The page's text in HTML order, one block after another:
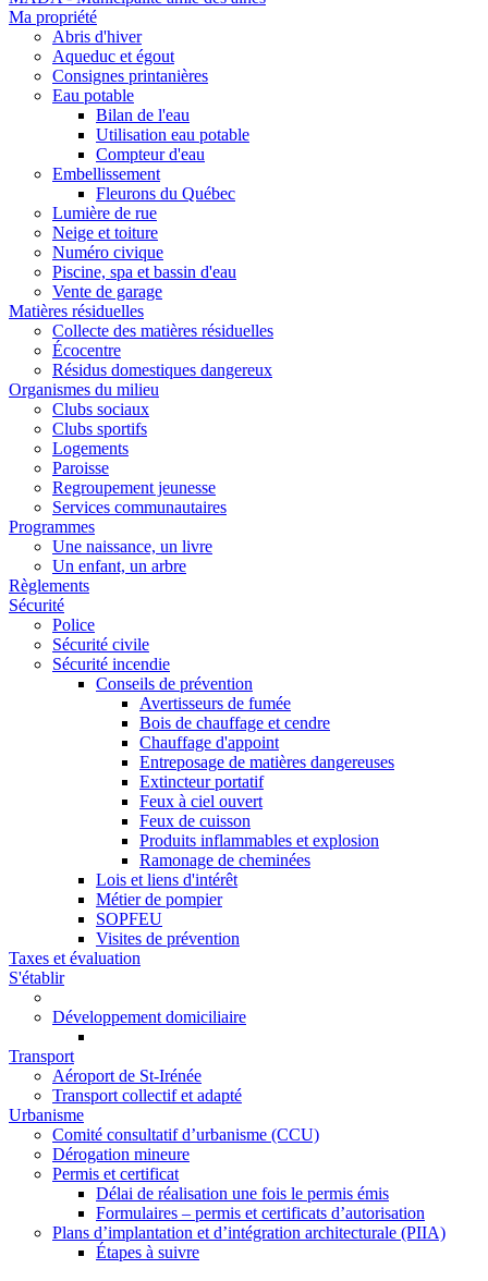
Ma propriété
Abris d'hiver
Aqueduc et égout
Consignes printanières
Eau potable
Bilan de l'eau
Utilisation eau potable
Compteur d'eau
Embellissement
Fleurons du Québec
Lumière de rue
Neige et toiture
Numéro civique
Piscine, spa et bassin d'eau
Vente de garage
Matières résiduelles
Collecte des matières résiduelles
Écocentre
Résidus domestiques dangereux
Organismes du milieu
Clubs sociaux
Clubs sportifs
Logements
Paroisse
Regroupement jeunesse
Services communautaires
Programmes
Une naissance, un livre
Un enfant, un arbre
Règlements
Sécurité
Police
Sécurité civile
Sécurité incendie
Conseils de prévention
Avertisseurs de fumée
Bois de chauffage et cendre
Chauffage d'appoint
Entreposage de matières dangereuses
Extincteur portatif
Feux à ciel ouvert
Feux de cuisson
Produits inflammables et explosion
Ramonage de cheminées
Lois et liens d'intérêt
Métier de pompier
SOPFEU
Visites de prévention
Taxes et évaluation
S'établir
Développement domiciliaire
Transport
Aéroport de St-Irénée
Transport collectif et adapté
Urbanisme
Comité consultatif d’urbanisme (CCU)
Dérogation mineure
Permis et certificat
Délai de réalisation une fois le permis émis
Formulaires – permis et certificats d’autorisation
Plans d’implantation et d’intégration architecturale (PIIA)
Étapes à suivre